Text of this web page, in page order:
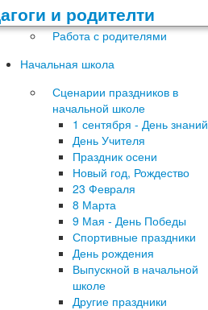
Работа с родителями
Начальная школа
Сценарии праздников в
начальной школе
1 сентября - День знаний
День Учителя
Праздник осени
Новый год, Рождество
23 Февраля
8 Марта
9 Мая - День Победы
Спортивные праздники
День рождения
Выпускной в начальной
школе
Другие праздники